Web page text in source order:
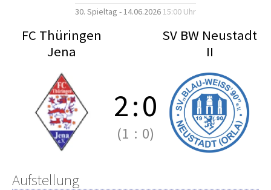
30. Spieltag - 14.06.2026 15:00 Uhr
FC Thüringen
Jena
SV BW Neustadt
II
2:0
(1 : 0)
Aufstellung